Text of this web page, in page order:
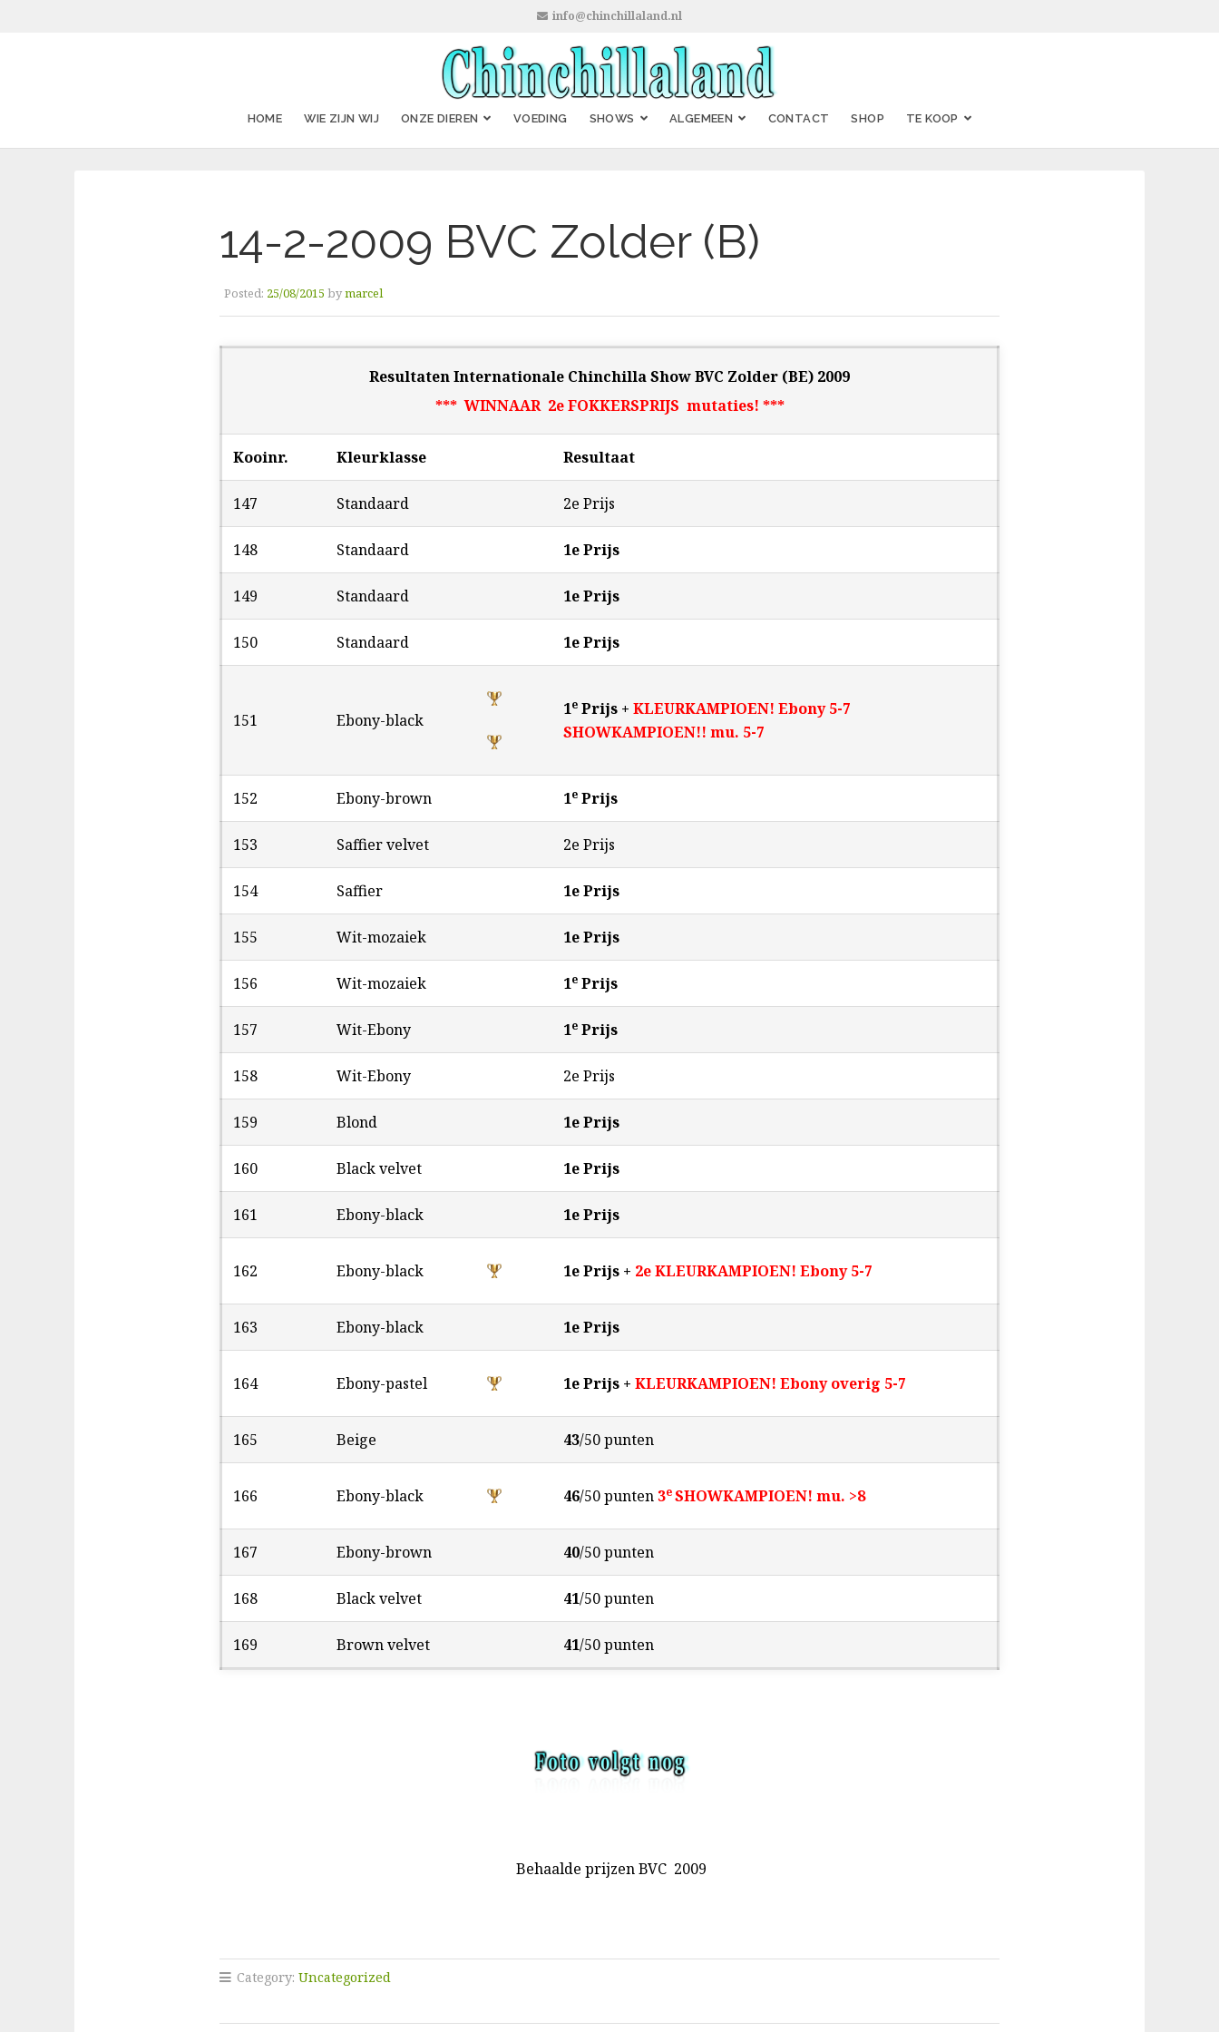
info@chinchillaland.nl
HOME WIE ZIJN WIJ ONZE DIEREN VOEDING SHOWS ALGEMEEN CONTACT SHOP TE KOOP
14-2-2009 BVC Zolder (B)
Posted: 25/08/2015 bymarcel
Resultaten Internationale Chinchilla Show BVC Zolder (BE) 2009
*** WINNAAR 2e FOKKERSPRIJS mutaties! ***
Kooinr. Kleurklasse Resultaat
147 Standaard 2e Prijs
148 Standaard 1e Prijs
149 Standaard 1e Prijs
150 Standaard 1e Prijs
151 Ebony-black
1e Prijs + KLEURKAMPIOEN! Ebony 5-7
SHOWKAMPIOEN!! mu. 5-7
152 Ebony-brown 1e Prijs
153 Saffier velvet 2e Prijs
154 Saffier 1e Prijs
155 Wit-mozaiek 1e Prijs
156 Wit-mozaiek 1e Prijs
157 Wit-Ebony 1e Prijs
158 Wit-Ebony 2e Prijs
159 Blond 1e Prijs
160 Black velvet 1e Prijs
161 Ebony-black 1e Prijs
162 Ebony-black 1e Prijs + 2e KLEURKAMPIOEN! Ebony 5-7
163 Ebony-black 1e Prijs
164 Ebony-pastel 1e Prijs + KLEURKAMPIOEN! Ebony overig 5-7
165 Beige 43/50 punten
166 Ebony-black 46/50 punten 3eSHOWKAMPIOEN! mu. >8
167 Ebony-brown 40/50 punten
168 Black velvet 41/50 punten
169 Brown velvet 41/50 punten
Behaalde prijzen BVC 2009
Category: Uncategorized